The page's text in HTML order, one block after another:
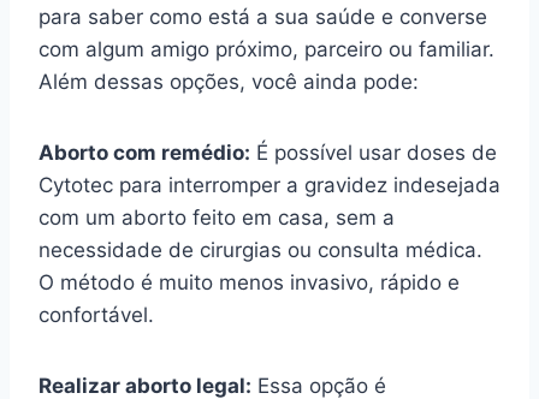
para saber como está a sua saúde e converse
com algum amigo próximo, parceiro ou familiar.
Além dessas opções, você ainda pode:
Aborto com remédio: É possível usar doses de
Cytotec para interromper a gravidez indesejada
com um aborto feito em casa, sem a
necessidade de cirurgias ou consulta médica.
O método é muito menos invasivo, rápido e
confortável.
Realizar aborto legal: Essa opção é